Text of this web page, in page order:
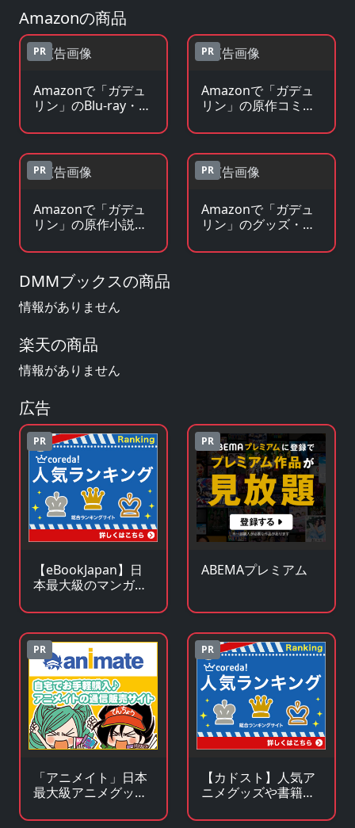
Amazonの商品
PR
Amazonで「ガデュ
リン」のBlu-ray・
PR
Amazonで「ガデュ
リン」の原作コミッ
PR
Amazonで「ガデュ
リン」の原作小説・
PR
Amazonで「ガデュ
リン」のグッズ・フ
DMMブックスの商品
情報がありません
楽天の商品
情報がありません
広告
PR
【eBookJapan】日
本最大級のマンガ
イト
PR
ABEMAプレミアム
PR
「アニメイト」日本
最大級アニメグッズ
PR
【カドスト】人気ア
ニメグッズや書籍の
ラインストア